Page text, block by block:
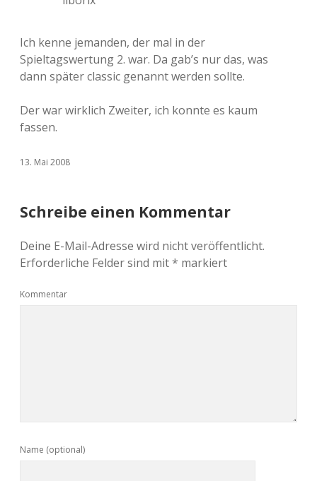
Ich kenne jemanden, der mal in der
Spieltagswertung 2. war. Da gab’s nur das, was
dann später classic genannt werden sollte.
Der war wirklich Zweiter, ich konnte es kaum
fassen.
13. Mai 2008
Schreibe einen Kommentar
Deine E-Mail-Adresse wird nicht veröffentlicht.
Erforderliche Felder sind mit* markiert
Kommentar
Name (optional)